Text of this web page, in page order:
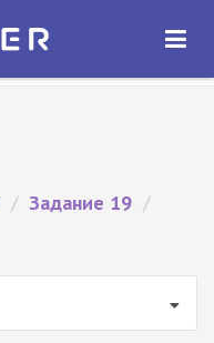
ОТКРЫТЬ
/ Задание 19 /